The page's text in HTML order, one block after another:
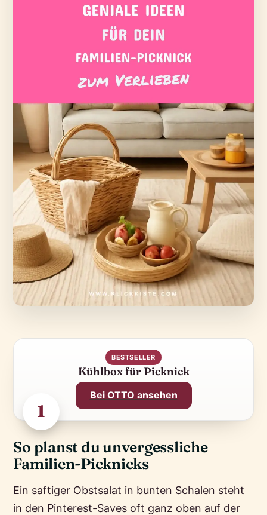
1
So planst du unvergessliche
Familien-Picknicks
Ein saftiger Obstsalat in bunten Schalen steht
in den Pinterest-Saves oft ganz oben auf der
BESTSELLER
Kühlbox für Picknick
Bei OTTO ansehen